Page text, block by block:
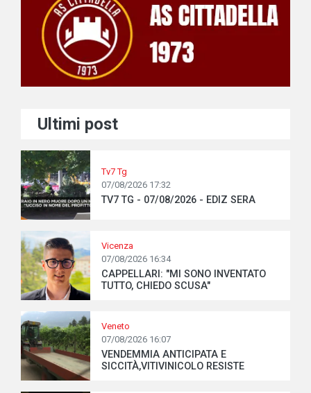
Ultimi post
Tv7 Tg
07/08/2026 17:32
TV7 TG - 07/08/2026 - EDIZ SERA
Vicenza
07/08/2026 16:34
CAPPELLARI: "MI SONO INVENTATO
TUTTO, CHIEDO SCUSA"
Veneto
07/08/2026 16:07
VENDEMMIA ANTICIPATA E
SICCITÀ,VITIVINICOLO RESISTE